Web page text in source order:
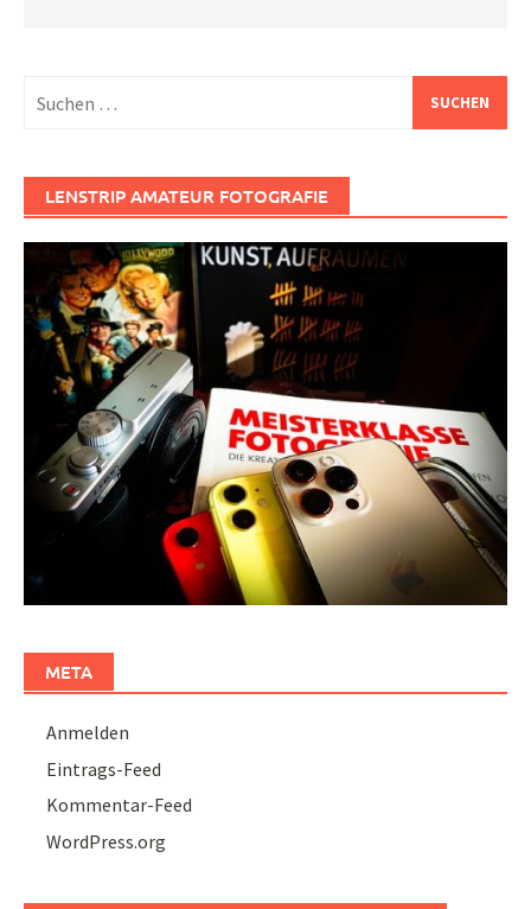
nach:
LENSTRIP AMATEUR FOTOGRAFIE
META
Anmelden
Eintrags-Feed
Kommentar-Feed
WordPress.org